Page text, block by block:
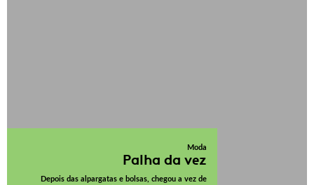
Moda
Palha da vez
Depois das alpargatas e bolsas, chegou a vez de